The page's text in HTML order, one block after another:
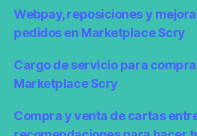
Webpay, reposiciones y
pedidos en Marketplace Scry
Cargo de servicio para
Marketplace Scry
Compra y venta de cartas